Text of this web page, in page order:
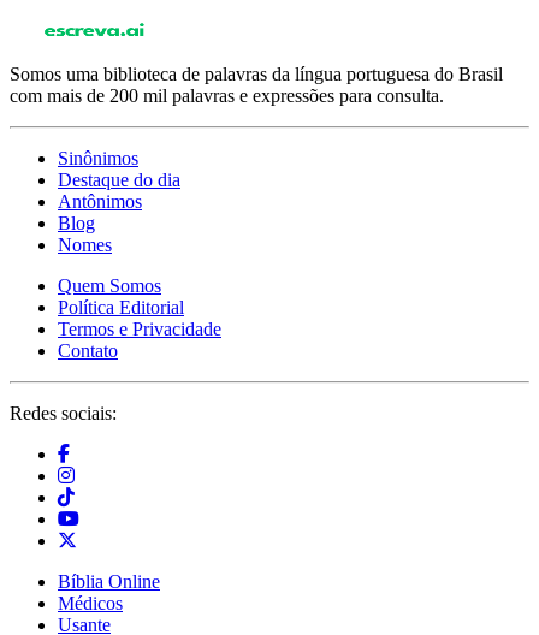
Somos uma biblioteca de palavras da língua portuguesa do Brasil
com mais de 200 mil palavras e expressões para consulta.
Sinônimos
Destaque do dia
Antônimos
Blog
Nomes
Quem Somos
Política Editorial
Termos e Privacidade
Contato
Redes sociais:
Bíblia Online
Médicos
Usante